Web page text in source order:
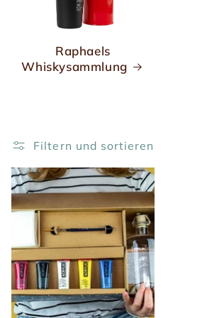
Raphaels
Whiskysammlung
Filtern und sortieren